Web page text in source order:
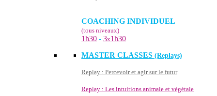
COACHING INDIVIDUEL
(tous niveaux)
1h30 - 3x1h30
MASTER CLASSES (Replays)
Replay : Percevoir et agir sur le futur
Replay : Les intuitions animale et végétale